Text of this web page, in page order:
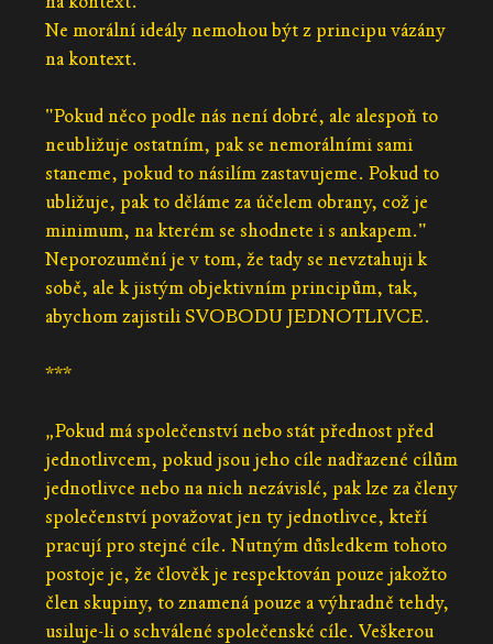
Ne morální ideály nemohou být z principu vázány
na kontext.
"Pokud něco podle nás není dobré, ale alespoň to
neubližuje ostatním, pak se nemorálními sami
staneme, pokud to násilím zastavujeme. Pokud to
ubližuje, pak to děláme za účelem obrany, což je
minimum, na kterém se shodnete i s ankapem."
Neporozumění je v tom, že tady se nevztahuji k
sobě, ale k jistým objektivním principům, tak,
abychom zajistili SVOBODU JEDNOTLIVCE.
***
„Pokud má společenství nebo stát přednost před
jednotlivcem, pokud jsou jeho cíle nadřazené cílům
jednotlivce nebo na nich nezávislé, pak lze za členy
společenství považovat jen ty jednotlivce, kteří
pracují pro stejné cíle. Nutným důsledkem tohoto
postoje je, že člověk je respektován pouze jakožto
člen skupiny, to znamená pouze a výhradně tehdy,
usiluje-li o schválené společenské cíle. Veškerou